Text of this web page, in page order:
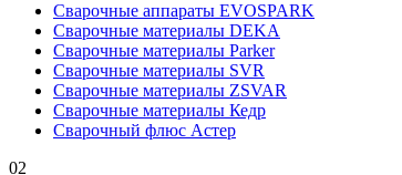
Сварочные аппараты EVOSPARK
Сварочные материалы DEKA
Сварочные материалы Parker
Сварочные материалы SVR
Сварочные материалы ZSVAR
Сварочные материалы Кедр
Сварочный флюс Астер
02